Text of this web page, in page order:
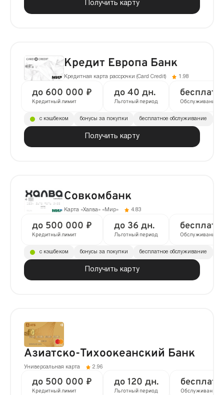
Получить карту
Кредит Европа Банк
Кредитная карта рассрочки (Сard Сredit) 1.98
до 600 000 ₽
Кредитный лимит
до 40 дн.
Льготный период Обслуживание
Получить карту
с кэшбеком бонусы за покупки бесплатное обслуживание
Совкомбанк
Карта «Халва» «Мир» 4.83
до 500 000 ₽
Кредитный лимит
до 36 дн.
Льготный период Обслуживание
Получить карту
с кэшбеком бонусы за покупки бесплатное обслуживание
Азиатско-Тихоокеанский Банк
Универсальная карта 2.96
до 500 000 ₽
Кредитный лимит
до 120 дн.
Льготный период Обслуживание